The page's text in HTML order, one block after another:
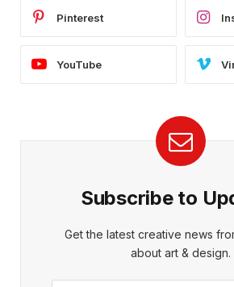
Pinterest
YouTube
Subscribe to
Get the latest creative news
about art & design.